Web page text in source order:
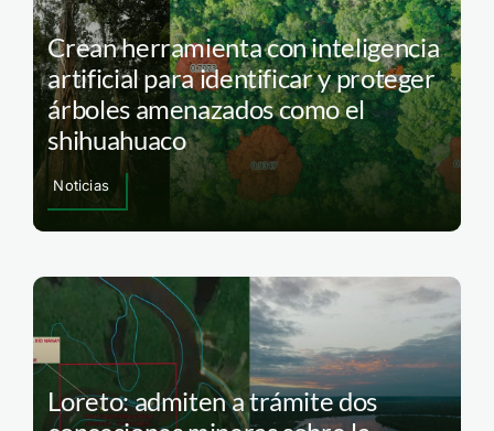
Crean herramienta con inteligencia
artificial para identificar y proteger
árboles amenazados como el
shihuahuaco
Noticias
Loreto: admiten a trámite dos